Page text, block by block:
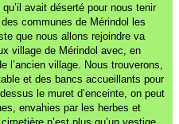
avait déserté pour nous tenir
communes de Mérindol les
que nous allons rejoindre va
village de Mérindol avec, en
l’ancien village. Nous trouverons,
et des bancs accueillants pour
le muret d’enceinte, on peut
envahies par les herbes et